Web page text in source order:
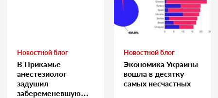
Новостной блог
В Прикамье
анестезиолог
задушил
забеременевшую
Новостной блог
Экономика Украины
вошла в десятку
самых несчастных